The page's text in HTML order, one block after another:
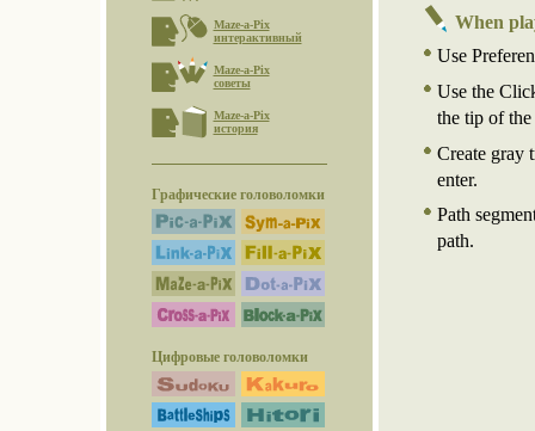
Maze-a-Pix
интерактивный
Maze-a-Pix
советы
Maze-a-Pix
история
Графические головоломки
Цифровые головоломки
When
Use
Use the
the tip of
Create gray
enter.
Path
path.